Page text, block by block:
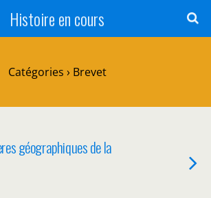
Histoire en cours
Catégories › Brevet
géographiques de la